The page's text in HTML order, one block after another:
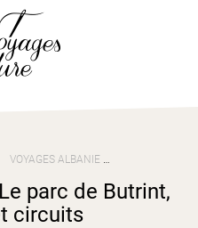
VOYAGES ALBANIE
parc de Butrint,
circuits